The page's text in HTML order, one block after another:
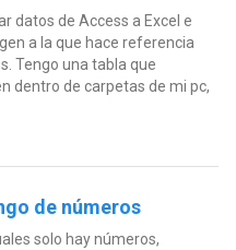
datos de Access a Excel e
a la que hace referencia
Tengo una tabla que
dentro de carpetas de mi pc,
de números
solo hay números,